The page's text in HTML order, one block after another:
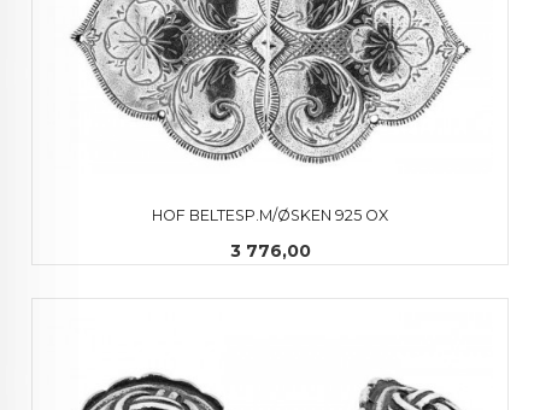
HOF BELTESP.M/ØSKEN 925 OX
Pris
3 776,00